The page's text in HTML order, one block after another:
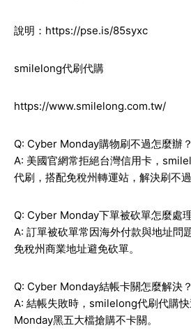
說明： https://pse.is/85syxc
smilelong代刷代購
https://www.smilelong.com.tw/
Q: Cyber Monday購物刷不過怎麼辦？
A: 美國官網常拒絕台灣信用卡，
代刷，搭配免稅州轉運站，解決刷不過
Q: Cyber Monday下單被砍單怎麼處
A: 訂單被砍單常因海外付款與地址問
免稅州商業地址避免砍單。
Q: Cyber Monday結帳卡關怎麼解決？
A: 結帳失敗時，smilelong代刷代購
Monday黑五大檔搶購不卡關。